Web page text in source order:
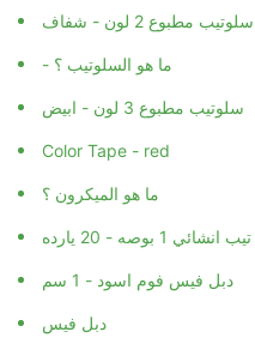
سلوتيب مطبوع 2 لون - شفاف
- ما هو السلوتيب ؟
سلوتيب مطبوع 3 لون - ابيض
Color Tape - red
ما هو الميكرون ؟
تيب انشائي 1 بوصه - 20 يارده
دبل فيس فوم اسود - 1 سم
دبل فيس